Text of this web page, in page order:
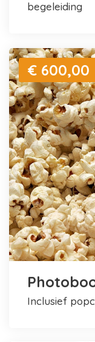
begeleiding
€ 600,00
inclusief